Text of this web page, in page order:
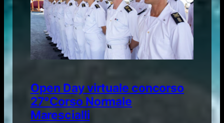
Open Day virtuale concorso
27°Corso Normale
Marescialli